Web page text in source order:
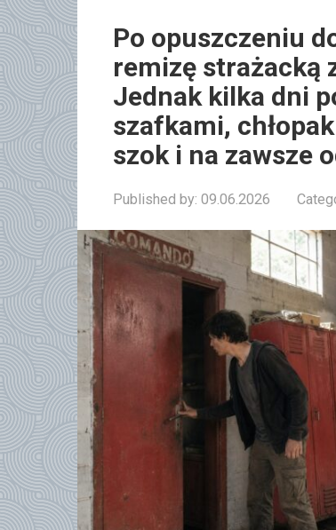
Po opuszczeniu
remizę strażacką
Jednak kilka dni
szafkami,
szok i na zawsze
Published by: 09.06.2026